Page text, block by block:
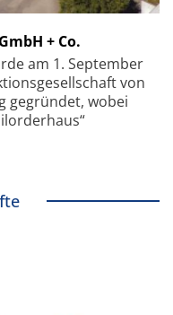
+ Co.
am 1. September
von
gegründet, wobei